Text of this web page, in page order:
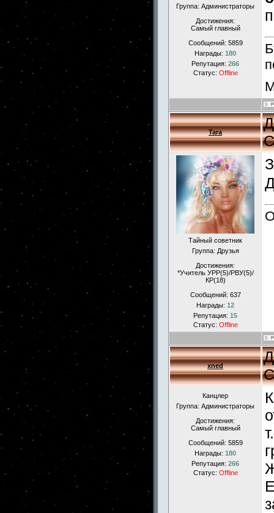
Группа: Администраторы
Достижения:
Самый главный
Сообщений: 5859
Награды: 180
Репутация: 266
Статус: Offline
Tara
Тайный советник
Группа: Друзья
Достижения:
*Учитель УРР(5)/РВУ(5)/
КР(18)
Сообщений: 637
Награды: 12
Репутация: 15
Статус: Offline
xned
Канцлер
Группа: Администраторы
Достижения:
Самый главный
Сообщений: 5859
Награды: 180
Репутация: 266
Статус: Offline